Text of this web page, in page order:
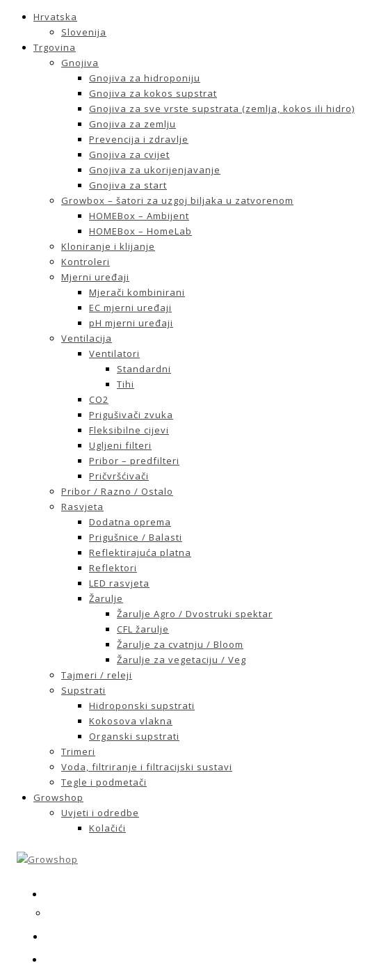
Hrvatska
Slovenija
Trgovina
Gnojiva
Gnojiva za hidroponiju
Gnojiva za kokos supstrat
Gnojiva za sve vrste supstrata (zemlja, kokos ili hidro)
Gnojiva za zemlju
Prevencija i zdravlje
Gnojiva za cvijet
Gnojiva za ukorijenjavanje
Gnojiva za start
Growbox – šatori za uzgoj biljaka u zatvorenom
HOMEBox – Ambijent
HOMEBox – HomeLab
Kloniranje i klijanje
Kontroleri
Mjerni uređaji
Mjerači kombinirani
EC mjerni uređaji
pH mjerni uređaji
Ventilacija
Ventilatori
Standardni
Tihi
CO2
Prigušivači zvuka
Fleksibilne cijevi
Ugljeni filteri
Pribor – predfilteri
Pričvršćivači
Pribor / Razno / Ostalo
Rasvjeta
Dodatna oprema
Prigušnice / Balasti
Reflektirajuća platna
Reflektori
LED rasvjeta
Žarulje
Žarulje Agro / Dvostruki spektar
CFL žarulje
Žarulje za cvatnju / Bloom
Žarulje za vegetaciju / Veg
Tajmeri / releji
Supstrati
Hidroponski supstrati
Kokosova vlakna
Organski supstrati
Trimeri
Voda, filtriranje i filtracijski sustavi
Tegle i podmetači
Growshop
Uvjeti i odredbe
Kolačići